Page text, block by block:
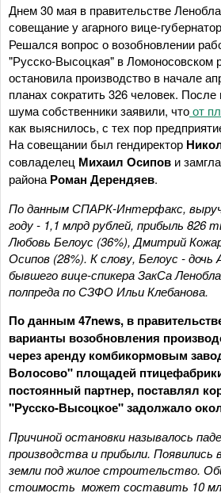
Днем 30 мая в правительстве
совещание у агарного вице-
Решался вопрос о возобновлении
"Русско-Высоцкая" в Ломоносовском
остановила производство в начале
планах сократить 326 человек.
шума собственники заявили, чтоот
как выяснилось, с тех пор
На совещании был гендиректор
совладелец Михаил Осипов и
района Роман Дерендяев.
По данным СПАРК-Интерфакс,
году - 1,1 млрд рублей, прибыль 826
Любовь Белоус (36%), Дмитрий
Осипов (28%). К слову, Белоус - дочь
бывшего вице-спикера ЗакСа
полпреда по СЗФО Ильи Клебанова.
По данным 47news, в
варианты возобновления
через аренду комбикормовым
Волосово" площадей
постоянный партнер, поставлял
"Русско-Высоцкое" задолжало
Причиной остановки называлось
производства и прибыли. Появились
земли под жилое строительство.
стоимость может составить 10